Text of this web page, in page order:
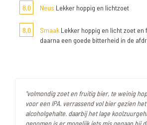
8,0 Neus Lekker hoppig en lichtzoet
8,0 Smaak Lekker hoppig en licht zoet en
daarna een goede bitterheid in de
"volmondig zoet en fruitig bier, te weinig
voor een IPA. verrassend vol bier gezien
alcoholgehalte. daarbij het lage